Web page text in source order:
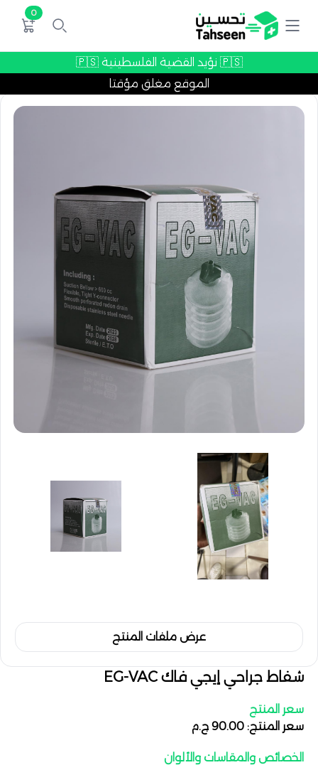
0
🇵🇸 نؤيد القضية الفلسطينية 🇵🇸
الموقع مغلق مؤقتا
عرض ملفات المنتج
شفاط جراحي إيجي فاك EG-VAC
سعر المنتج
سعر المنتج: 90.00 ج.م
الخصائص والمقاسات والألوان